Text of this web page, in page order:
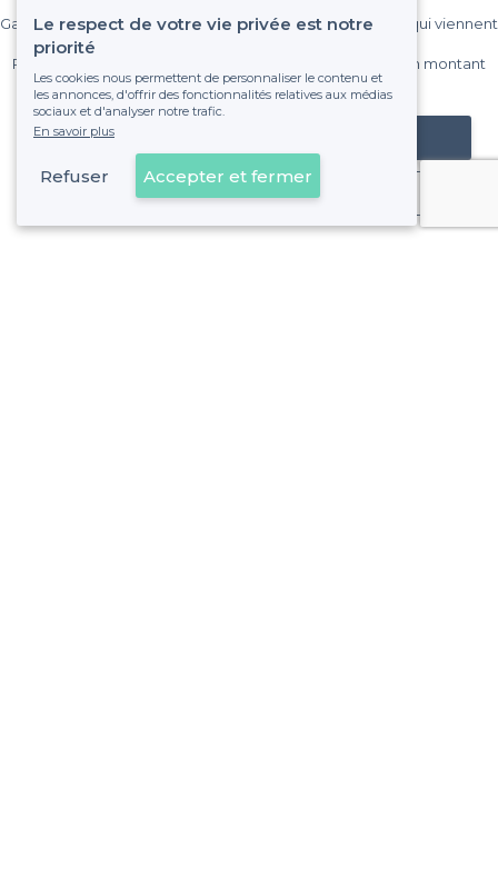
Gagnez de nombreux clients parmi le million de visiteurs qui viennent
Pas de commissions et sans engagement, vous payez un montant
fixe sans risque de voir déraper la facture.
Référencer mon établissement
Déjà client
Le respect de votre vie privée est notre
priorité
Les cookies nous permettent de personnaliser le contenu et
les annonces, d'offrir des fonctionnalités relatives aux médias
sociaux et d'analyser notre trafic.
En savoir plus
Refuser Accepter et fermer